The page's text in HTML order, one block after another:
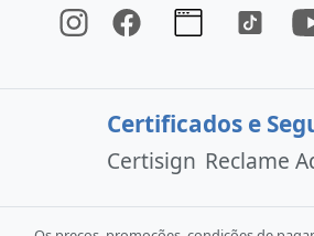
Certificados e
Certisign Reclame